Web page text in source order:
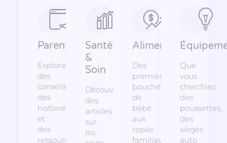
Parentalité
Explorez
des
conseils,
des
histoires
et
des
ressources
Santé
&
Soin
Découvrez
des
articles
sur
les
Alimentation
Des
premières
bouchées
de
bébé
aux
repas
familiaux,
Que
vous
cherchiez
des
poussettes,
des
sièges
auto